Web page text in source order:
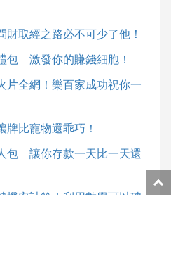
財取經之路必不可少了他！
包 激發你的賺錢細胞！
片全網！樂百家成功祝你一
比寵物還乖巧！
包 讓你存款一天比一天還
機率計算！利用數學可以破
返
回